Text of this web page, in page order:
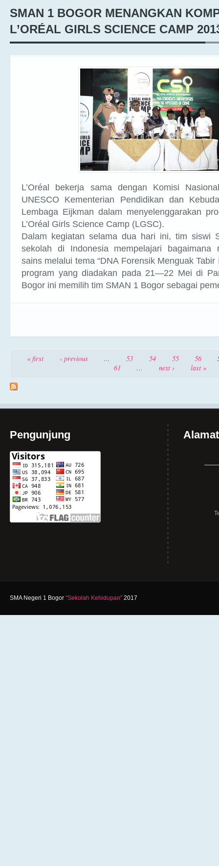
SMAN 1 BOGOR MENANGKAN
L’ORÉAL GIRLS SCIENCE CAMP
L’Oréal bekerja sama dengan Komisi
UNESCO Kementerian Pendidikan dan
Lembaga Eijkman dalam menyelenggarakan
L’Oréal Girls Science Camp (LGSC).
Dalam kegiatan selama dua hari ini, tim siswi
sekolah di Indonesia mempelajari bagaimana
sains melalui tema “DNA Forensik Menguak Tabir
program yang diadakan pada 21—22 Mei di
Bogor ini memilih tim SMAN 1 Bogor sebagai
Pages
« first ‹ previous … 53 54 55 56
61 … next › last »
Pengunjung
SMA Negeri 1 Bogor "Sekolah Kehidupan" 2017